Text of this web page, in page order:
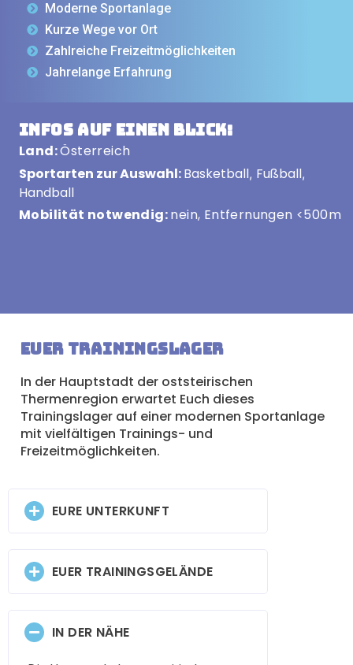
Moderne Sportanlage
Kurze Wege vor Ort
Zahlreiche Freizeitmöglichkeiten
Jahrelange Erfahrung
Infos auf einen Blick:
Land:Österreich
Sportarten zur Auswahl:Basketball, Fußball,
Handball
Mobilität notwendig:nein, Entfernungen <500m
Euer Trainingslager
In der Hauptstadt der oststeirischen
Thermenregion erwartet Euch dieses
Trainingslager auf einer modernen Sportanlage
mit vielfältigen Trainings- und
Freizeitmöglichkeiten.
EURE UNTERKUNFT
EUER TRAININGSGELÄNDE
IN DER NÄHE